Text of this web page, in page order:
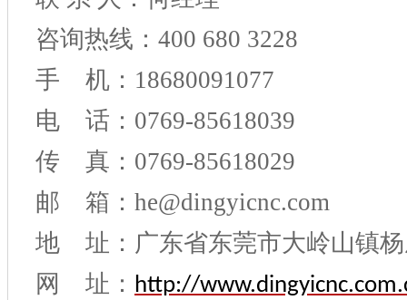
咨询热线：400 680 3228
手 机：18680091077
电 话：0769-85618039
传 真：0769-85618029
邮 箱：he@dingyicnc.com
地 址：广东省东莞市大岭山镇
网 址： http://